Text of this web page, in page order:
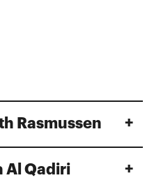
Rasmussen +
hænger fra
Al Qadiri +